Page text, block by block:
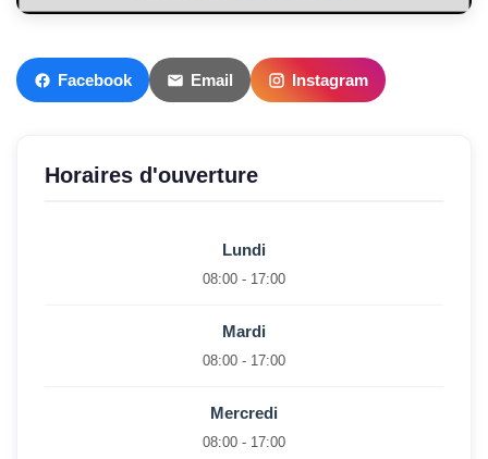
Facebook Email Instagram
Horaires d'ouverture
Lundi
08:00 - 17:00
Mardi
08:00 - 17:00
Mercredi
08:00 - 17:00